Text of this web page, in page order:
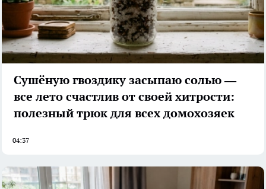
Сушёную гвоздику засыпаю солью —
все лето счастлив от своей хитрости:
полезный трюк для всех домохозяек
04:37